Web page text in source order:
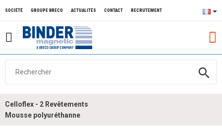
search
SOCIÉTÉ GROUPE BRECO ACTUALITÉS CONTACT RECRUTEMENT
Celloflex - 2 Revêtements
Mousse polyuréthanne